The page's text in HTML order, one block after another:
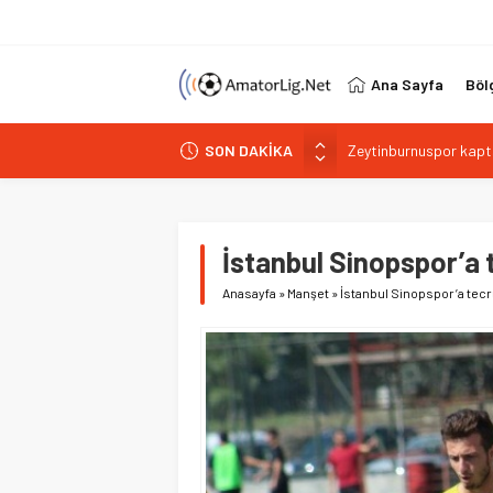
Ana Sayfa
SON DAKİKA
Şilespor’da Lokman
Bakırköyspor Kaan
Bağcılar Yeni
İstanbul
Anasayfa » Manşet » İstanbul Sinopspor’a